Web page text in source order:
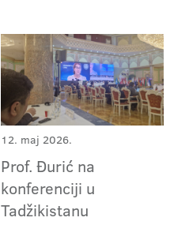
12. maj 2026.
Prof. Đurić na
konferenciji u
Tadžikistanu